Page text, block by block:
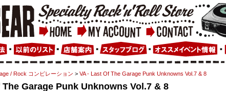
/ Rock コンピレーション > VA - Last Of The Garage Punk Unknowns Vol.7 & 8
The Garage Punk Unknowns Vol.7 & 8